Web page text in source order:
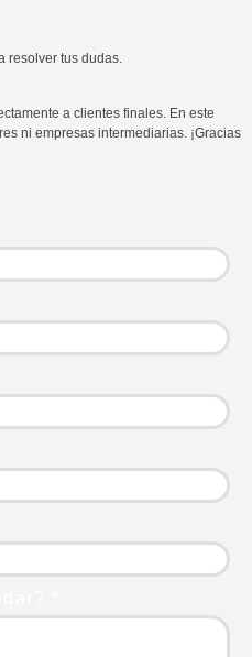
resolver tus dudas.
a clientes finales. En este
ni empresas intermediarias. ¡Gracias